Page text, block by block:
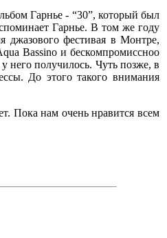
Гарнье - “30”, который был
Гарнье. В том же году
джазового фестивая в Монтре,
Bassino и бескомпромиссноо
него получилось. Чуть позже, в
До этого такого внимания
Пока нам очень нравится всем